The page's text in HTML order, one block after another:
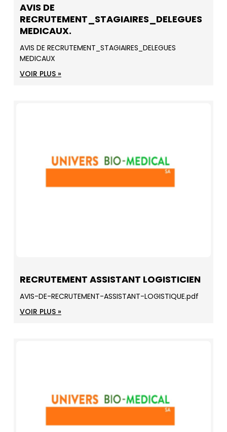
AVIS DE
RECRUTEMENT_STAGIAIRES_DELEGUES
MEDICAUX.
AVIS DE RECRUTEMENT_STAGIAIRES_DELEGUES
MEDICAUX
VOIR PLUS »
RECRUTEMENT ASSISTANT LOGISTICIEN
AVIS-DE-RECRUTEMENT-ASSISTANT-LOGISTIQUE.pdf
VOIR PLUS »